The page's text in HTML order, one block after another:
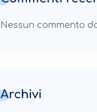
Nessun commento
Archivi